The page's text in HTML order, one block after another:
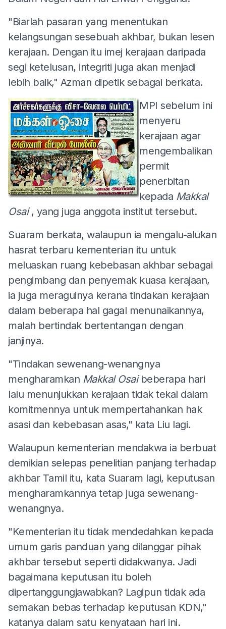
"Biarlah pasaran yang menentukan
kelangsungan sesebuah akhbar, bukan lesen
kerajaan. Dengan itu imej kerajaan daripada
segi ketelusan, integriti juga akan menjadi
lebih baik," Azman dipetik sebagai berkata.
MPI sebelum ini
menyeru
kerajaan agar
mengembalikan
permit
penerbitan
kepada Makkal
Osai , yang juga anggota institut tersebut.
Suaram berkata, walaupun ia mengalu-alukan
hasrat terbaru kementerian itu untuk
meluaskan ruang kebebasan akhbar sebagai
pengimbang dan penyemak kuasa kerajaan,
ia juga meraguinya kerana tindakan kerajaan
dalam beberapa hal gagal menunaikannya,
malah bertindak bertentangan dengan
janjinya.
"Tindakan sewenang-wenangnya
mengharamkan Makkal Osai beberapa hari
lalu menunjukkan kerajaan tidak tekal dalam
komitmennya untuk mempertahankan hak
asasi dan kebebasan asas," kata Liu lagi.
Walaupun kementerian mendakwa ia berbuat
demikian selepas penelitian panjang terhadap
akhbar Tamil itu, kata Suaram lagi, keputusan
mengharamkannya tetap juga sewenang-
wenangnya.
"Kementerian itu tidak mendedahkan kepada
umum garis panduan yang dilanggar pihak
akhbar tersebut seperti didakwanya. Jadi
bagaimana keputusan itu boleh
dipertanggungjawabkan? Lagipun tidak ada
semakan bebas terhadap keputusan KDN,"
katanya dalam satu kenyataan hari ini.